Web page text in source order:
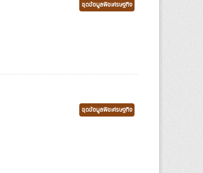
ชุดข้อมูลพืชเศรษฐกิจ
ชุดข้อมูลพืชเศรษฐกิจ